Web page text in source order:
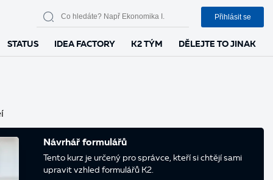
STATUS IDEA FACTORY K2 TÝM DĚLEJTE TO JINAK
Přihlásit se
Návrhář formulářů
Tento kurz je určený pro správce, kteří si chtějí sami
upravit vzhled formulářů K2.